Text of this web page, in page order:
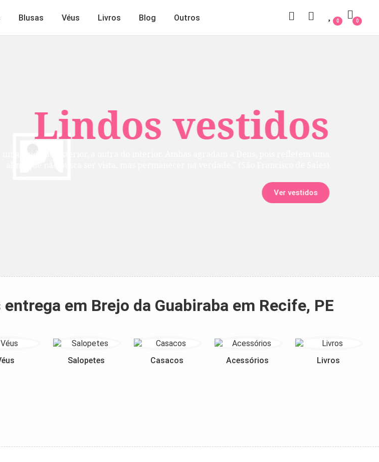
Lindos vestidos
Ver vestidos
Blusas Véus Livros Blog Outros 0
0
em Brejo da Guabiraba em Recife, PE
Salopetes Casacos Acessórios Livros